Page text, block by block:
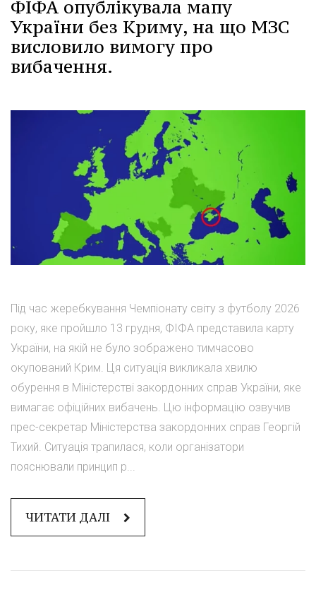
ФІФА опублікувала мапу
України без Криму, на що МЗС
висловило вимогу про
вибачення.
Під час жеребкування Чемпіонату світу з футболу 2026
року, яке пройшло 13 грудня, ФІФА представила карту
України, на якій не було зображено тимчасово
окупований Крим. Ця ситуація викликала хвилю
обурення в Міністерстві закордонних справ України, яке
вимагає офіційних вибачень. Цю інформацію озвучив
прес-секретар Міністерства закордонних справ Георгій
Тихий. Ситуація трапилася, коли організатори
пояснювали принцип р...
ЧИТАТИ ДАЛІ